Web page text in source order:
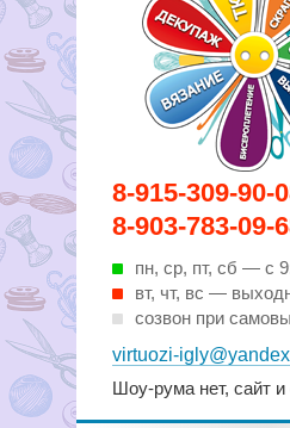
8-915-309-90-
8-903-783-09-
пн, ср, пт, cб — с
вт, чт, вс —
созвон при
virtuozi-
Шоу-рума нет, сайт и
Вирутозы иглы.
шитья и